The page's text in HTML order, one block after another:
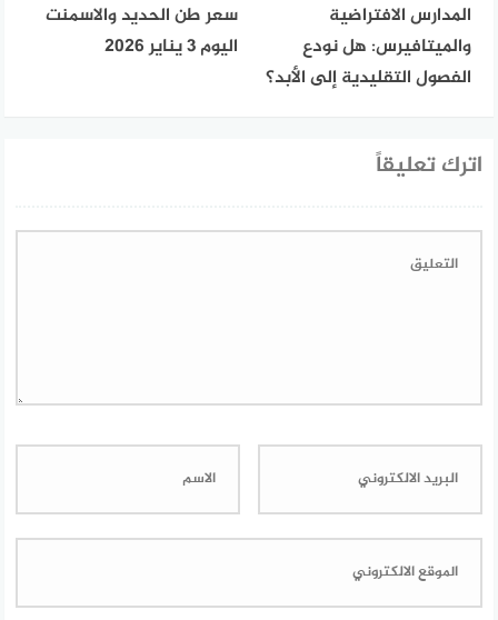
المدارس الافتراضية
والميتافيرس: هل نودع
الفصول التقليدية إلى الأبد؟
سعر طن الحديد والاسمنت
اليوم 3 يناير 2026
اترك تعليقاً